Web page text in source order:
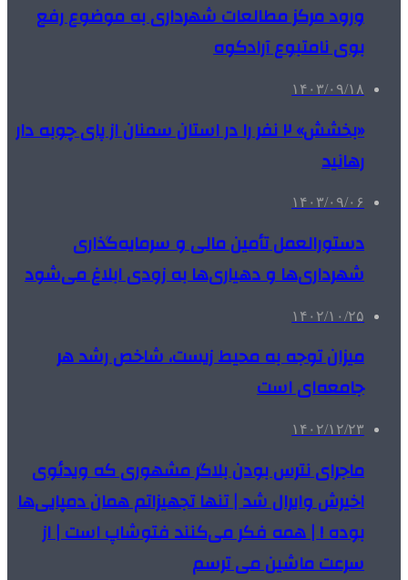
ورود مرکز مطالعات شهرداری به موضوع رفع
بوی نامتبوع آرادکوه
۱۴۰۳/۰۹/۱۸
«بخشش» ۲ نفر را در استان سمنان از پای چوبه دار
رهانید
۱۴۰۳/۰۹/۰۶
دستورالعمل تأمین مالی و سرمایه‌گذاری
شهرداری‌ها و دهیاری‌ها به زودی ابلاغ می‌شود
۱۴۰۲/۱۰/۲۵
میزان توجه به محیط زیست، شاخص رشد هر
جامعه‌ای است
۱۴۰۲/۱۲/۲۳
ماجرای نترس بودن بلاگر مشهوری که ویدئوی
اخیرش وایرال شد | تنها تجهیزاتم همان دمپایی‌ها
بوده ! | همه فکر می‌کنند فتوشاپ است | از
سرعت ماشین می ترسم